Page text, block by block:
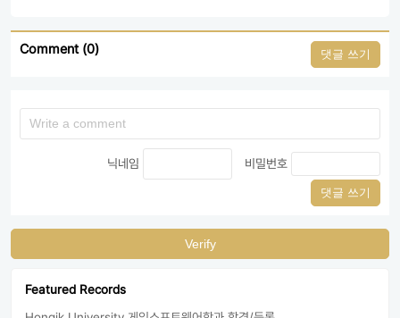
Comment (0) 댓글 쓰기
닉네임 비밀번호
댓글 쓰기
Verify
Featured Records